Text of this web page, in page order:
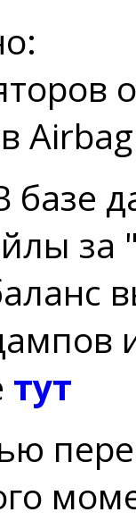
Airbag
базе
за
тут